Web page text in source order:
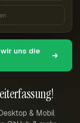
& Mobil
uns die